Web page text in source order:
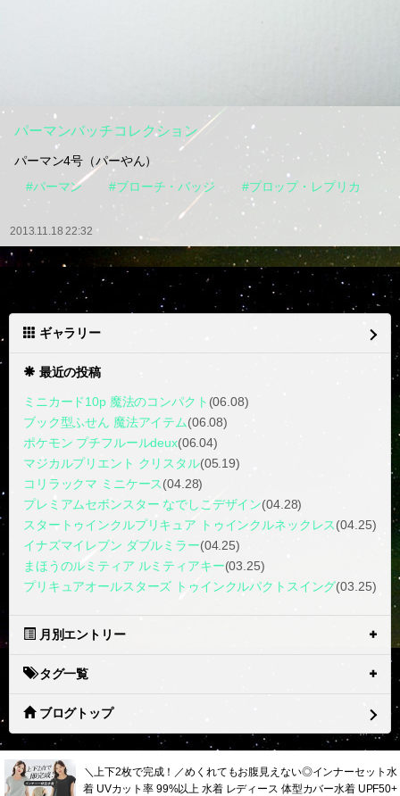
パーマンバッチコレクション
パーマン4号（パーやん）
#パーマン
#ブローチ・バッジ #プロップ・レプリカ
2013.11.18 22:32
ギャラリー
最近の投稿
ミニカード10p 魔法のコンパクト (06.08)
ブック型ふせん 魔法アイテム(06.08)
ポケモン プチフルールdeux(06.04)
マジカルプリエント クリスタル(05.19)
コリラックマ ミニケース(04.28)
プレミアムセボンスター なでしこデザイン(04.28)
スタートゥインクルプリキュア トゥインクルネックレス(04.25)
イナズマイレブン ダブルミラー(04.25)
まほうのルミティア ルミティアキー(03.25)
プリキュアオールスターズ トゥインクルパクトスイング(03.25)
月別エントリー
タグ一覧
ブログトップ
＼上下2枚で完成！／めくれてもお腹見えない◎インナーセット水
着 UVカット率 99%以上 水着 レディース 体型カバー水着 UPF50+